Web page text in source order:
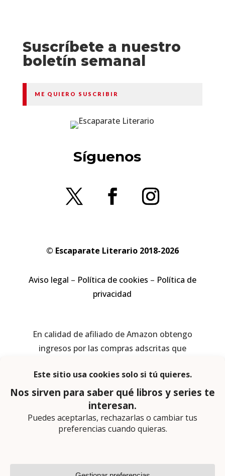
Suscríbete a nuestro
boletín semanal
ME QUIERO SUSCRIBIR
Síguenos
© Escaparate Literario 2018-2026
Aviso legal – Política de cookies – Política de
privacidad
En calidad de afiliado de Amazon obtengo
ingresos por las compras adscritas que
Página web diseñada por